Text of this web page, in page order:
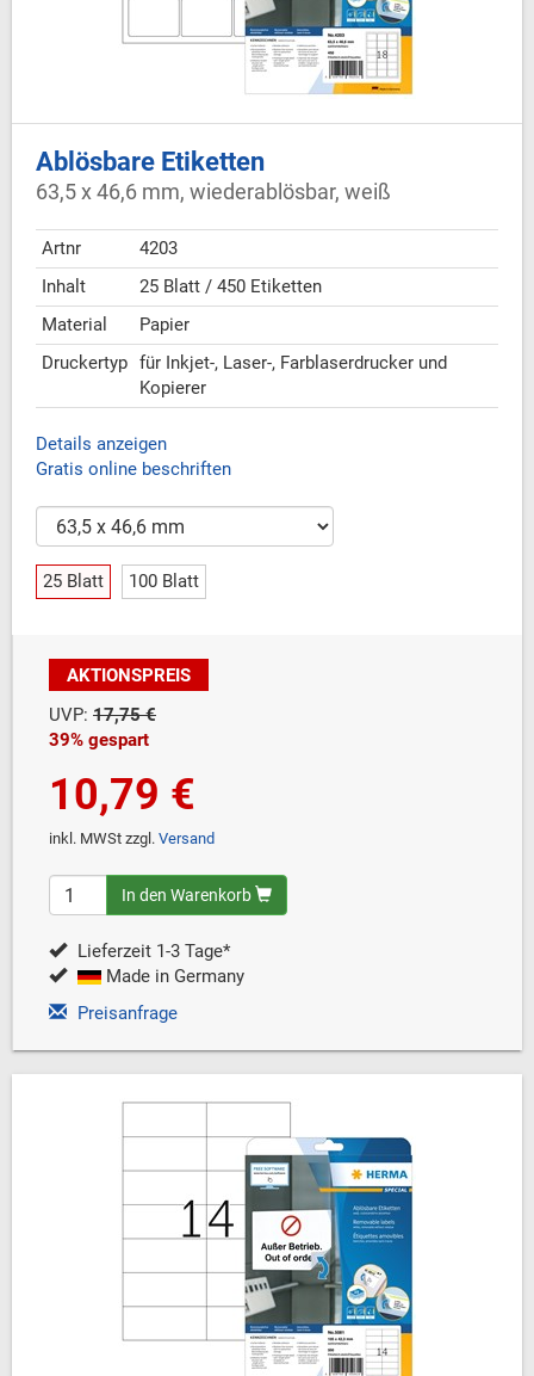
Ablösbare Etiketten
63,5 x 46,6 mm, wiederablösbar, weiß
Artnr
4203
Inhalt
25 Blatt / 450 Etiketten
Material
Papier
Druckertyp für Inkjet-, Laser-, Farblaserdrucker und
Kopierer
Details anzeigen
Gratis online beschriften
25 Blatt 100 Blatt
AKTIONSPREIS
UVP: 17,75 €
39% gespart
10,79 €
inkl. MWSt zzgl. Versand
In den Warenkorb
Lieferzeit 1-3 Tage*
Made in Germany
Preisanfrage